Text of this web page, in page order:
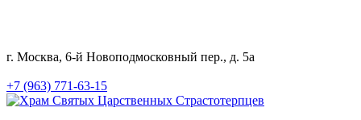
г. Москва, 6-й Новоподмосковный пер., д. 5а
+7 (963) 771-63-15